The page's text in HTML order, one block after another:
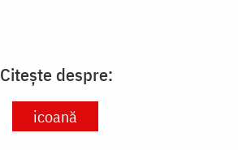
Citește despre:
icoană